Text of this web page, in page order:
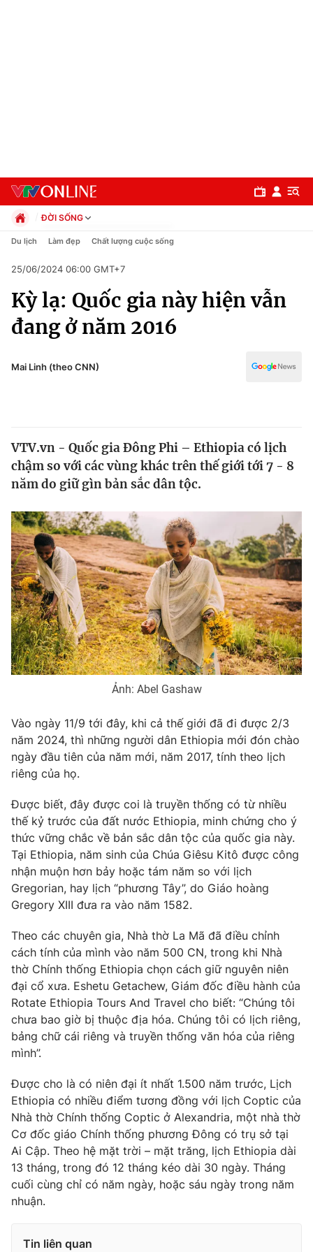
Chuyên mục
Chính trị
Thế giới
Tin tức
Thế giới đó đây
Câu chuyện quốc tế
Kinh tế
Tài chính
Thị trường
Góc doanh nghiệp
Dữ liệu và đời sống
Truyền hình
Phim VTV
Hậu trường
Giải sao mai
Giải trí
Điện ảnh
Sao
Làm đẹp
Chất lượng cuộc sống
Giáo dục
Tuyển sinh
Học trực tuyến
Công nghệ
Sản phẩm
Thị trường
Tư vấn
Giao lưu trực tuyến
Lịch phát sóng
Chuyên mục khác
Photo Infographic
Video Shorts video
VTV Money VTV Thể thao
VTV Sức khoẻ Bất động sản
Thị trường 24h Tấm lòng Việt
VTV4 Vươn mình bằng AI
VTV9
Liên hệ tòa soạn
ĐỜI SỐNG
Chính trị
Pháp luật
Kinh tế
Thể thao
Truyền hình
Y tế
Du lịch Làm đẹp Chất lượng cuộc sống
25/06/2024 06:00 GMT+7
Kỳ lạ: Quốc gia này hiện vẫn
đang ở năm 2016
Mai Linh (theo CNN)
VTV.vn - Quốc gia Đông Phi – Ethiopia có lịch
chậm so với các vùng khác trên thế giới tới 7 - 8
năm do giữ gìn bản sắc dân tộc.
Ảnh: Abel Gashaw
Vào ngày 11/9 tới đây, khi cả thế giới đã đi được 2/3
năm 2024, thì những người dân Ethiopia mới đón chào
ngày đầu tiên của năm mới, năm 2017, tính theo lịch
riêng của họ.
Được biết, đây được coi là truyền thống có từ nhiều
thế kỷ trước của đất nước Ethiopia, minh chứng cho ý
thức vững chắc về bản sắc dân tộc của quốc gia này.
Tại Ethiopia, năm sinh của Chúa Giêsu Kitô được công
nhận muộn hơn bảy hoặc tám năm so với lịch
Gregorian, hay lịch “phương Tây”, do Giáo hoàng
Gregory XIII đưa ra vào năm 1582.
Theo các chuyên gia, Nhà thờ La Mã đã điều chỉnh
cách tính của mình vào năm 500 CN, trong khi Nhà
thờ Chính thống Ethiopia chọn cách giữ nguyên niên
đại cổ xưa. Eshetu Getachew, Giám đốc điều hành của
Rotate Ethiopia Tours And Travel cho biết: “Chúng tôi
chưa bao giờ bị thuộc địa hóa. Chúng tôi có lịch riêng,
bảng chữ cái riêng và truyền thống văn hóa của riêng
mình”.
Được cho là có niên đại ít nhất 1.500 năm trước, Lịch
Ethiopia có nhiều điểm tương đồng với lịch Coptic của
Nhà thờ Chính thống Coptic ở Alexandria, một nhà thờ
Cơ đốc giáo Chính thống phương Đông có trụ sở tại
Ai Cập. Theo hệ mặt trời – mặt trăng, lịch Ethiopia dài
13 tháng, trong đó 12 tháng kéo dài 30 ngày. Tháng
cuối cùng chỉ có năm ngày, hoặc sáu ngày trong năm
nhuận.
Tin liên quan